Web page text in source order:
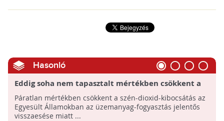
Hasonló
Eddig soha nem tapasztalt mértékben csökkent a
szén-dioxid-kibocsátás az Egyesült Államokban
Páratlan mértékben csökkent a szén-dioxid-kibocsátás az
Egyesült Államokban az üzemanyag-fogyasztás jelentős
visszaesése miatt ...